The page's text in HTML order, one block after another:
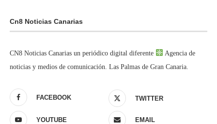
Cn8 Noticias Canarias
CN8 Noticias Canarias un periódico digital diferente
Agencia de
noticias y medios de comunicación. Las Palmas de Gran Canaria.
FACEBOOK TWITTER
YOUTUBE EMAIL